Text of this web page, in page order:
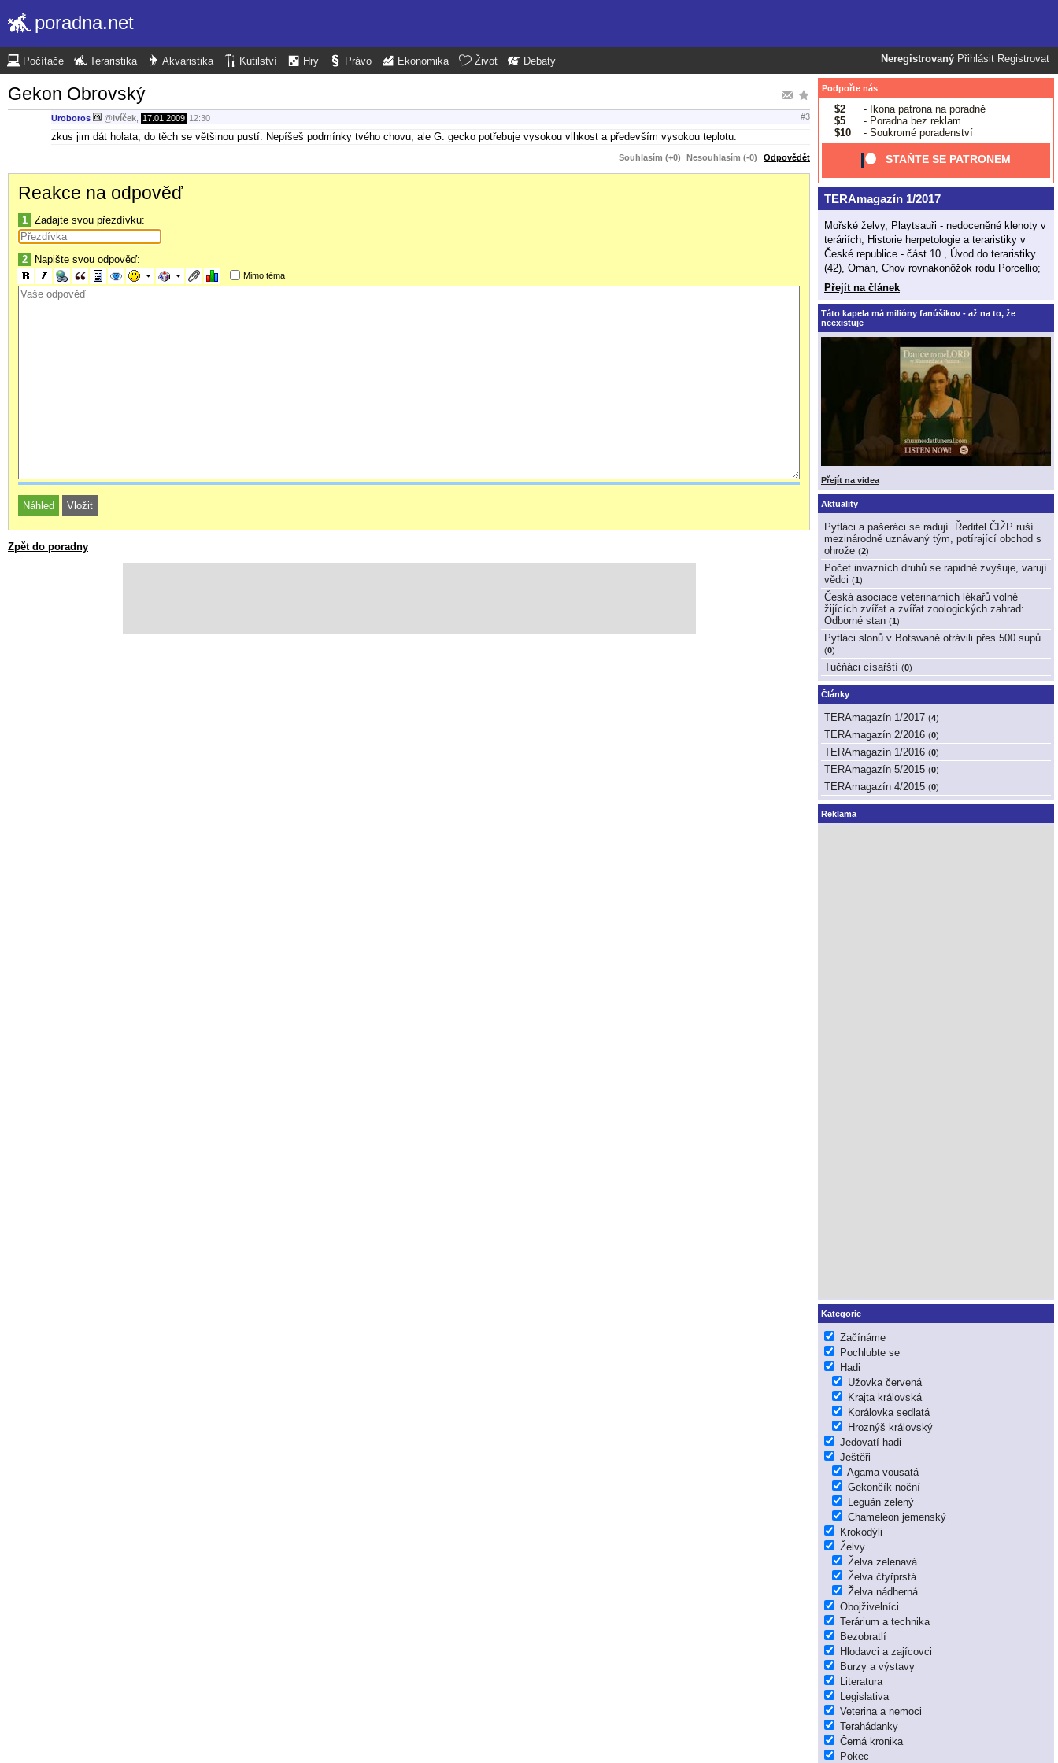
poradna.net
Neregistrovaný Přihlásit Registrovat
Počítače Teraristika Akvaristika Kutilství Hry Právo Ekonomika Život Debaty
Gekon Obrovský
Uroboros @lvíček 17.01.2009 12:30 #3
zkus jim dát holata, do těch se většinou pustí. Nepíšeš podmínky tvého chovu, ale G. gecko potřebuje vysokou vlhkost a především vysokou teplotu.
Souhlasím (+0) Nesouhlasím (-0) Odpovědět
Reakce na odpověď
1 Zadajte svou přezdívku:
2 Napište svou odpověď:
Mimo téma
Zpět do poradny
Podpořte nás
$2
- Ikona patrona na poradně
$5
- Poradna bez reklam
$10
- Soukromé poradenství
STAŇTE SE PATRONEM
TERAmagazín 1/2017
Mořské želvy, Playtsauři - nedoceněné klenoty v
teráriích, Historie herpetologie a teraristiky v
České republice - část 10., Úvod do teraristiky
(42), Omán, Chov rovnakonôžok rodu Porcellio;
Přejít na článek
Táto kapela má milióny fanúšikov - až na to, že
neexistuje
Přejít na videa
Aktuality
Pytláci a pašeráci se radují. Ředitel ČIŽP ruší
mezinárodně uznávaný tým, potírající obchod s
ohrože (2)
Počet invazních druhů se rapidně zvyšuje, varují
vědci (1)
Česká asociace veterinárních lékařů volně
žijících zvířat a zvířat zoologických zahrad:
Odborné stan (1)
Pytláci slonů v Botswaně otrávili přes 500 supů
(0)
Tučňáci císařští (0)
Články
TERAmagazín 1/2017 (4)
TERAmagazín 2/2016 (0)
TERAmagazín 1/2016 (0)
TERAmagazín 5/2015 (0)
TERAmagazín 4/2015 (0)
Reklama
Kategorie
Začínáme
Pochlubte se
Hadi
Užovka červená
Krajta královská
Korálovka sedlatá
Hroznýš královský
Jedovatí hadi
Ještěři
Agama vousatá
Gekončík noční
Leguán zelený
Chameleon jemenský
Krokodýli
Želvy
Želva zelenavá
Želva čtyřprstá
Želva nádherná
Obojživelníci
Terárium a technika
Bezobratlí
Hlodavci a zajícovci
Burzy a výstavy
Literatura
Legislativa
Veterina a nemoci
Terahádanky
Černá kronika
Pokec